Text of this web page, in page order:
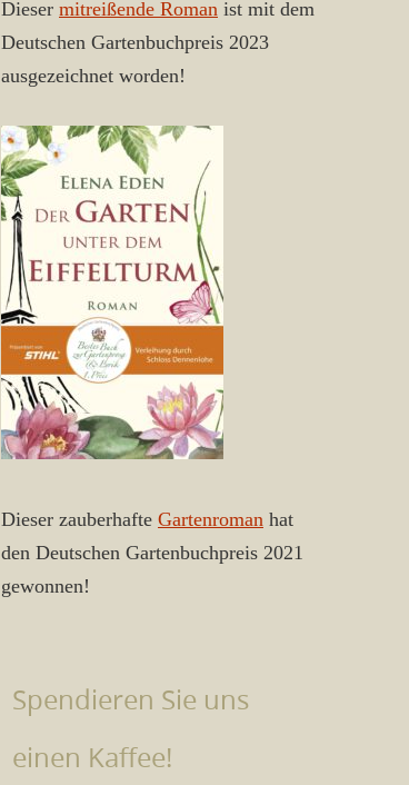
Dieser mitreißende Roman ist mit dem
Deutschen Gartenbuchpreis 2023
ausgezeichnet worden!
Dieser zauberhafte Gartenroman hat
den Deutschen Gartenbuchpreis 2021
gewonnen!
Spendieren Sie uns
einen Kaffee!